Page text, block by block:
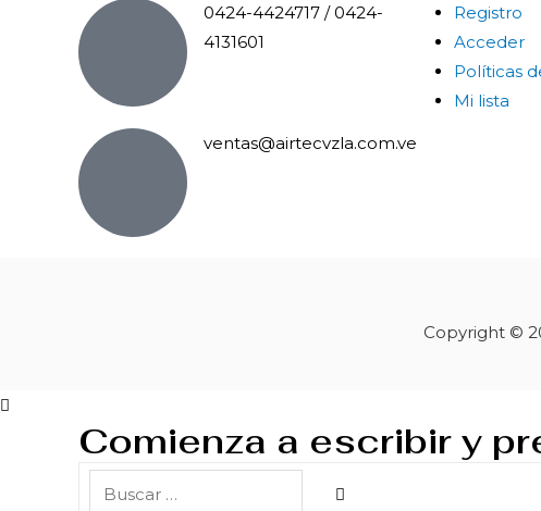
0424-4424717 / 0424-
4131601
ventas@airtecvzla.com.ve
Registro
Acceder
Políticas
Mi lista
Copyright ©
Comienza a escribir y